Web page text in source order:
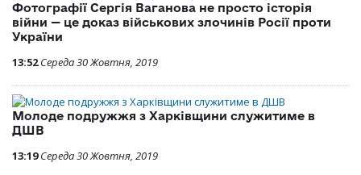
Фотографії Сергія Ваганова не просто історія
війни — це доказ військових злочинів Росії проти
України
13:52 Середа 30 Жовтня, 2019
Молоде подружжя з Харківщини служитиме в
ДШВ
13:19 Середа 30 Жовтня, 2019